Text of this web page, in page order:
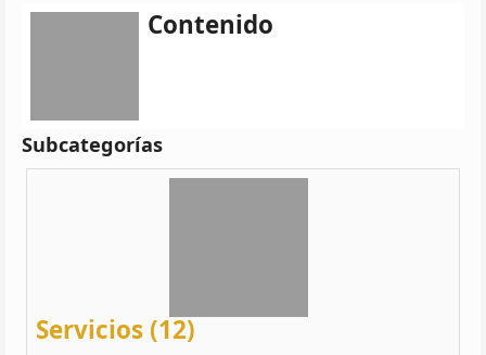
Contenido
Subcategorías
Servicios (12)